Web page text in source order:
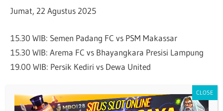
Jumat, 22 Agustus 2025
15.30 WIB: Semen Padang FC vs PSM Makassar
15.30 WIB: Arema FC vs Bhayangkara Presisi Lampung
19.00 WIB: Persik Kediri vs Dewa United
Sabtu, 23 Agustus 2025